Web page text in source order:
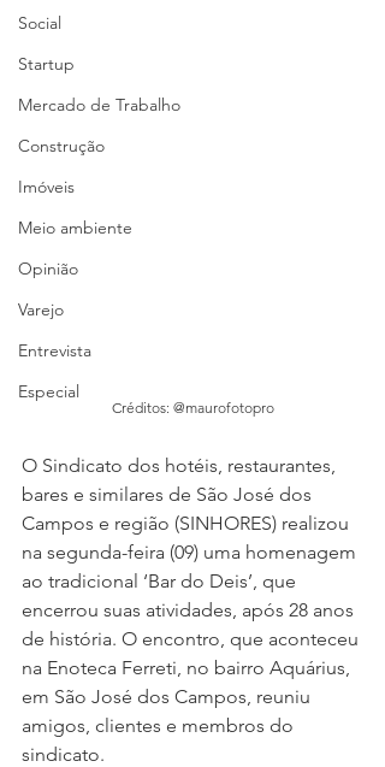
Social
Startup
Mercado de Trabalho
Construção
Imóveis
Meio ambiente
Opinião
Varejo
Entrevista
Especial
Créditos: @maurofotopro
O Sindicato dos hotéis, restaurantes,
bares e similares de São José dos
Campos e região (SINHORES) realizou
na segunda-feira (09) uma homenagem
ao tradicional ‘Bar do Deis’, que
encerrou suas atividades, após 28 anos
de história. O encontro, que aconteceu
na Enoteca Ferreti, no bairro Aquárius,
em São José dos Campos, reuniu
amigos, clientes e membros do
sindicato.